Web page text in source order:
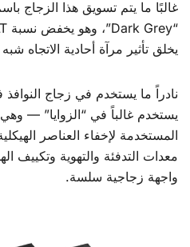
يخلق تأثير مرآة أحادية الاتجاه
نادراً ما يستخدم في زجاج
يستخدم غالباً في “الزوايا” — وهي
المستخدمة لإخفاء العناصر
معدات التدفئة والتهوية وتكييف
واجهة زجاجية سلسة.